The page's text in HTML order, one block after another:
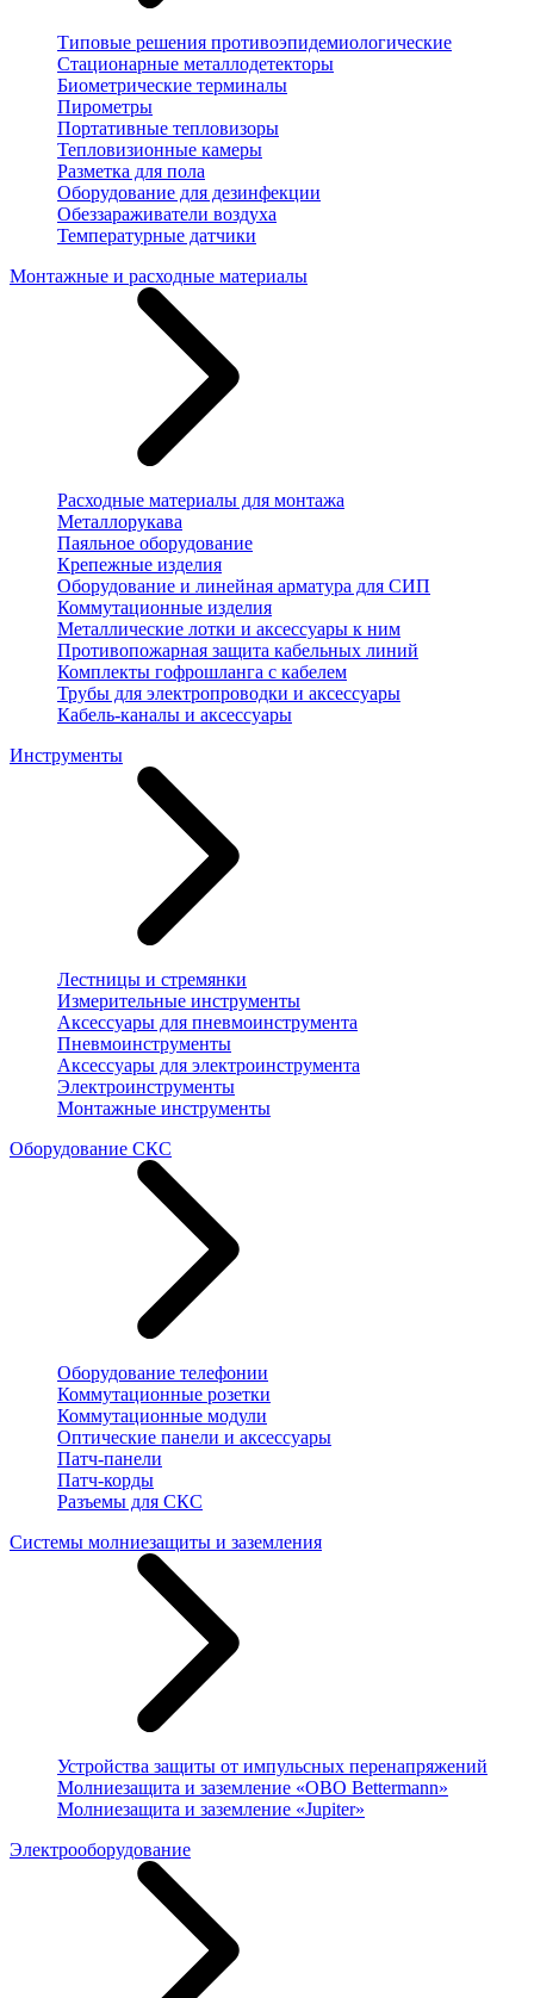
Типовые решения противоэпидемиологические
Стационарные металлодетекторы
Биометрические терминалы
Пирометры
Портативные тепловизоры
Тепловизионные камеры
Разметка для пола
Оборудование для дезинфекции
Обеззараживатели воздуха
Температурные датчики
Монтажные и расходные материалы
Расходные материалы для монтажа
Металлорукава
Паяльное оборудование
Крепежные изделия
Оборудование и линейная арматура для СИП
Коммутационные изделия
Металлические лотки и аксессуары к ним
Противопожарная защита кабельных линий
Комплекты гофрошланга с кабелем
Трубы для электропроводки и аксессуары
Кабель-каналы и аксессуары
Инструменты
Лестницы и стремянки
Измерительные инструменты
Аксессуары для пневмоинструмента
Пневмоинструменты
Аксессуары для электроинструмента
Электроинструменты
Монтажные инструменты
Оборудование СКС
Оборудование телефонии
Коммутационные розетки
Коммутационные модули
Оптические панели и аксессуары
Патч-панели
Патч-корды
Разъемы для СКС
Системы молниезащиты и заземления
Устройства защиты от импульсных перенапряжений
Молниезащита и заземление «OBO Bettermann»
Молниезащита и заземление «Jupiter»
Электрооборудование